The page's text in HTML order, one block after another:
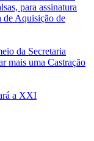
para assinatura
de Aquisição de
da Secretaria
mais uma Castração
a XXI